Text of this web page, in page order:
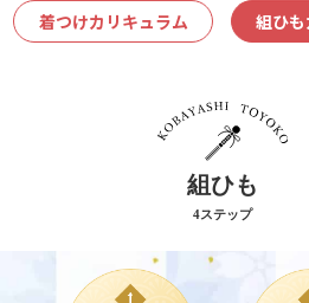
着つけカリキュラム 組ひ
組ひも
4ステップ